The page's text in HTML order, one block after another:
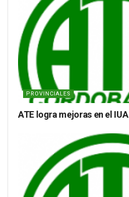
PROVINCIALES
ATE logra mejoras en el IUA